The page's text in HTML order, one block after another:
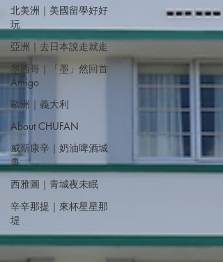
北美洲｜美國留學好好
玩
亞洲｜去日本說走就走
墨西哥｜「墨」然回首
Amigo
歐洲｜義大利
About CHUFAN
威斯康辛｜奶油啤酒城
事
西雅圖｜青城夜未眠
辛辛那提｜來杯星星那
堤